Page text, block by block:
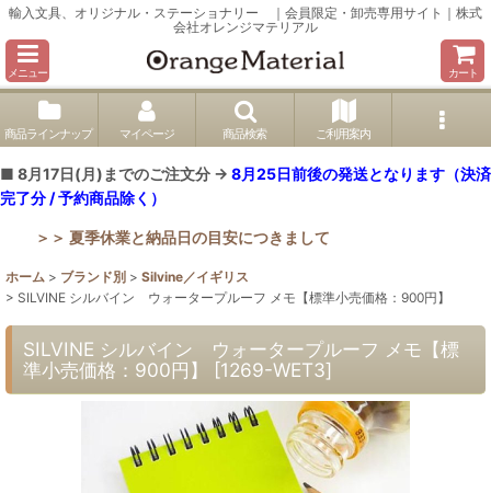
輸入文具、オリジナル・ステーショナリー ｜会員限定・卸売専用サイト｜株式
会社オレンジマテリアル
メニュー カート
商品ラインナップ マイページ 商品検索 ご利用案内
■ 8月17日(月)までのご注文分 → 8月25日前後の発送となります（決済
完了分 / 予約商品除く）
＞＞ 夏季休業と納品日の目安につきまして
ホーム > ブランド別 > Silvine／イギリス
> SILVINE シルバイン ウォータープルーフ メモ【標準小売価格：900円】
SILVINE シルバイン ウォータープルーフ メモ【標
準小売価格：900円】
[1269-WET3]